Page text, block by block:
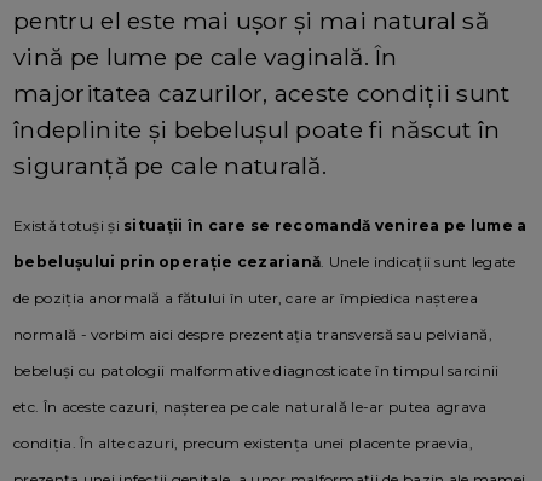
pentru el este mai ușor și mai natural să
vină pe lume pe cale vaginală. În
majoritatea cazurilor, aceste condiții sunt
îndeplinite și bebelușul poate fi născut în
siguranță pe cale naturală.
Există totuși și situații în care se recomandă venirea pe lume a
bebelușului prin operație cezariană . Unele indicații sunt legate
de poziția anormală a fătului în uter, care ar împiedica nașterea
normală - vorbim aici despre prezentația transversă sau pelviană,
bebeluși cu patologii malformative diagnosticate în timpul sarcinii
etc. În aceste cazuri, nașterea pe cale naturală le-ar putea agrava
condiția. În alte cazuri, precum existența unei placente praevia,